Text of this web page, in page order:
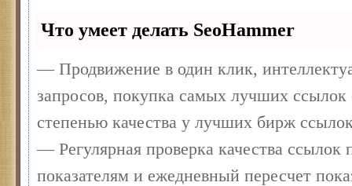
Что умеет делать SeoHammer
— Продвижение в один клик,
запросов, покупка самых лучших ссылок
степенью качества у лучших бирж
— Регулярная проверка качества ссылок
показателям и ежедневный пересчет